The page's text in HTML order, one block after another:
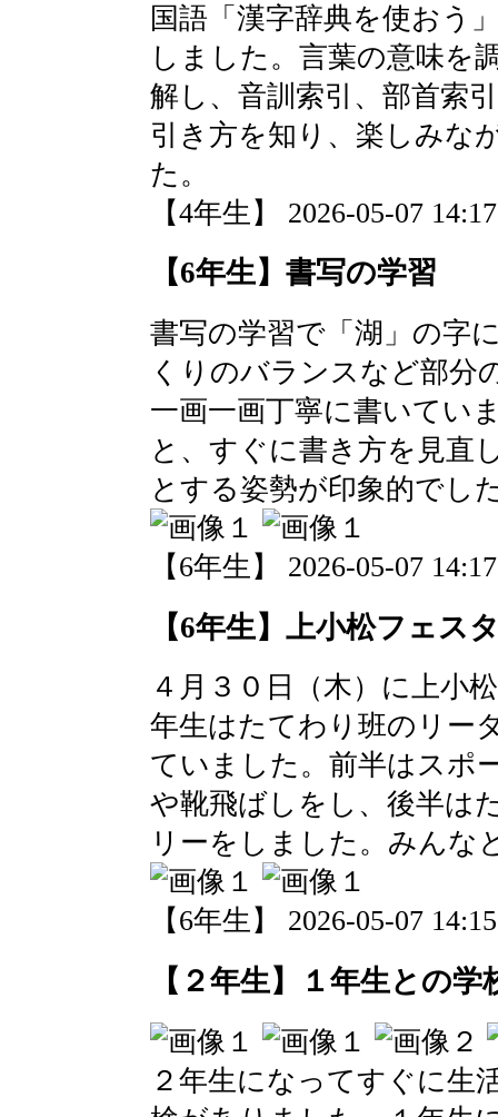
国語「漢字辞典を使おう
しました。言葉の意味を
解し、音訓索引、部首索
引き方を知り、楽しみな
た。
【4年生】 2026-05-07
【6年生】書写の学習
書写の学習で「湖」の字
くりのバランスなど部分
一画一画丁寧に書いてい
と、すぐに書き方を見直
とする姿勢が印象的でし
【6年生】 2026-05-07
【6年生】上小松フェス
４月３０日（木）に上小
年生はたてわり班のリー
ていました。前半はスポ
や靴飛ばしをし、後半は
リーをしました。みんな
【6年生】 2026-05-07
【２年生】１年生との学
２年生になってすぐに生